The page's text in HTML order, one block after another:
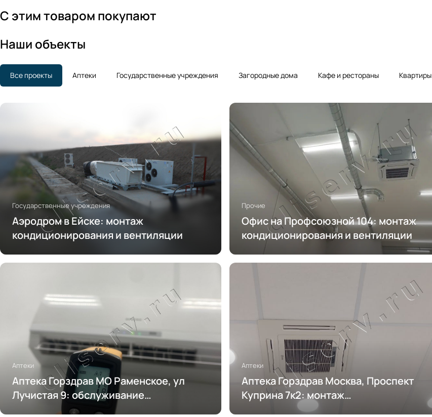
С этим товаром покупают
Наши объекты
Все проекты Аптеки Государственные учреждения Загородные дома Кафе и рестораны Квартиры
Государственные учреждения
Аэродром в Ейске: монтаж
кондиционирования и вентиляции
Прочие
Офис на Профсоюзной 104: монтаж
кондиционирования и вентиляции
Аптеки
Аптека Горздрав МО Раменское, ул
Лучистая 9: обслуживание
кондиционирования
Аптеки
Аптека Горздрав Москва, Проспект
Куприна 7к2: монтаж
кондиционирования